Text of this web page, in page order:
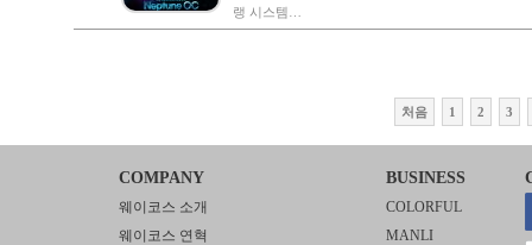
랭 시스템…
처음 1 2 3
COMPANY
웨이코스 소개
웨이코스 연혁
BUSINESS
COLORFUL
MANLI